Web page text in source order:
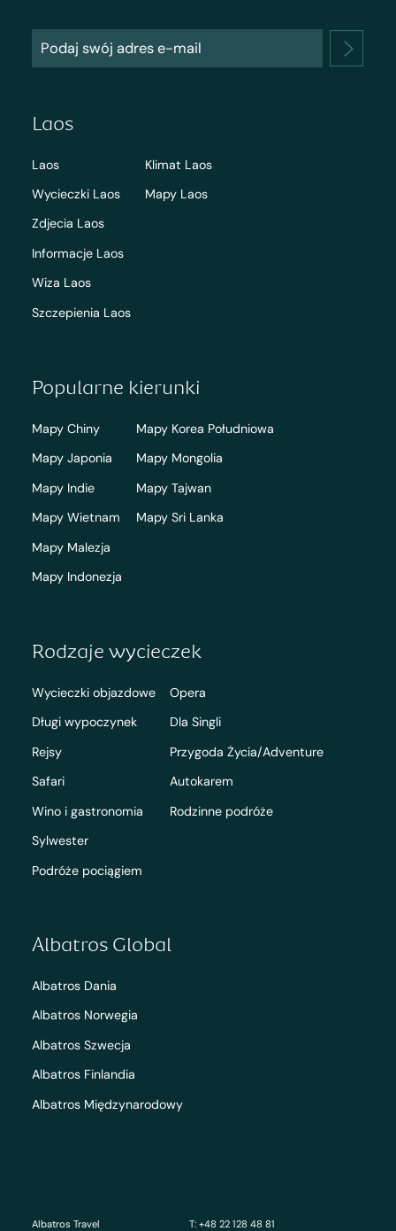
Laos
Laos
Wycieczki Laos
Zdjecia Laos
Informacje Laos
Wiza Laos
Szczepienia Laos
Klimat Laos
Mapy Laos
Popularne kierunki
Mapy Chiny
Mapy Japonia
Mapy Indie
Mapy Wietnam
Mapy Malezja
Mapy Indonezja
Mapy Korea Południowa
Mapy Mongolia
Mapy Tajwan
Mapy Sri Lanka
Albatros Travel T: +48 22 128 48 81
Rodzaje wycieczek
Wycieczki objazdowe
Długi wypoczynek
Rejsy
Safari
Wino i gastronomia
Sylwester
Podróże pociągiem
Opera
Dla Singli
Przygoda Życia/Adventure
Autokarem
Rodzinne podróże
Albatros Global
Albatros Dania
Albatros Norwegia
Albatros Szwecja
Albatros Finlandia
Albatros Międzynarodowy